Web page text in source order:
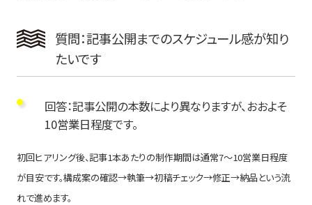
質問：記事公開までのスケジュール感が知り
たいです
回答：記事公開の本数により異なりますが、おおよそ
10営業日程度です。
初回ヒアリング後、記事1本あたりの制作期間は通常7〜10営業日程度
が目安です。構成案の確認→執筆→初稿チェック→修正→納品という流
れで進めます。